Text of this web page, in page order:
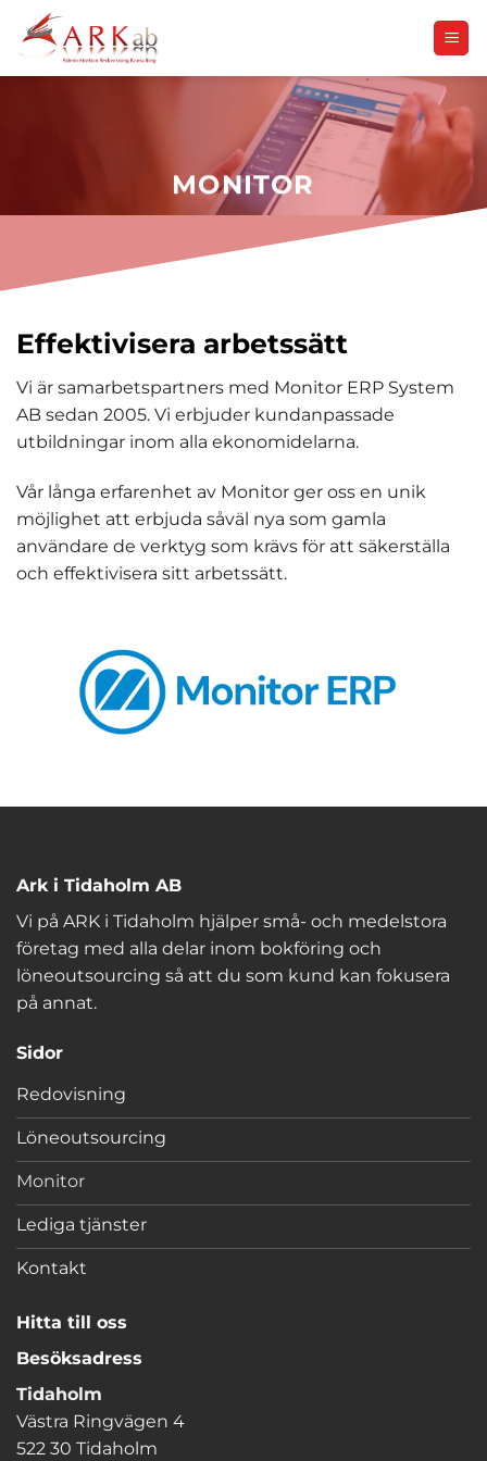
content
MONITOR
Effektivisera arbetssätt
Vi är samarbetspartners med Monitor ERP System
AB sedan 2005. Vi erbjuder kundanpassade
utbildningar inom alla ekonomidelarna.
Vår långa erfarenhet av Monitor ger oss en unik
möjlighet att erbjuda såväl nya som gamla
användare de verktyg som krävs för att säkerställa
och effektivisera sitt arbetssätt.
Ark i Tidaholm AB
Vi på ARK i Tidaholm hjälper små- och medelstora
företag med alla delar inom bokföring och
löneoutsourcing så att du som kund kan fokusera
på annat.
Sidor
Redovisning
Löneoutsourcing
Monitor
Lediga tjänster
Kontakt
Hitta till oss
Besöksadress
Tidaholm
Västra Ringvägen 4
522 30 Tidaholm